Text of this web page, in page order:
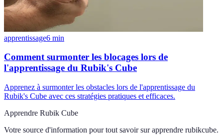
apprentissage6 min
Comment surmonter les blocages lors de
l'apprentissage du Rubik's Cube
Apprenez à surmonter les obstacles lors de l'apprentissage du
Rubik's Cube avec ces stratégies pratiques et efficaces.
Apprendre Rubik Cube
Votre source d'information pour tout savoir sur apprendre rubikcube.